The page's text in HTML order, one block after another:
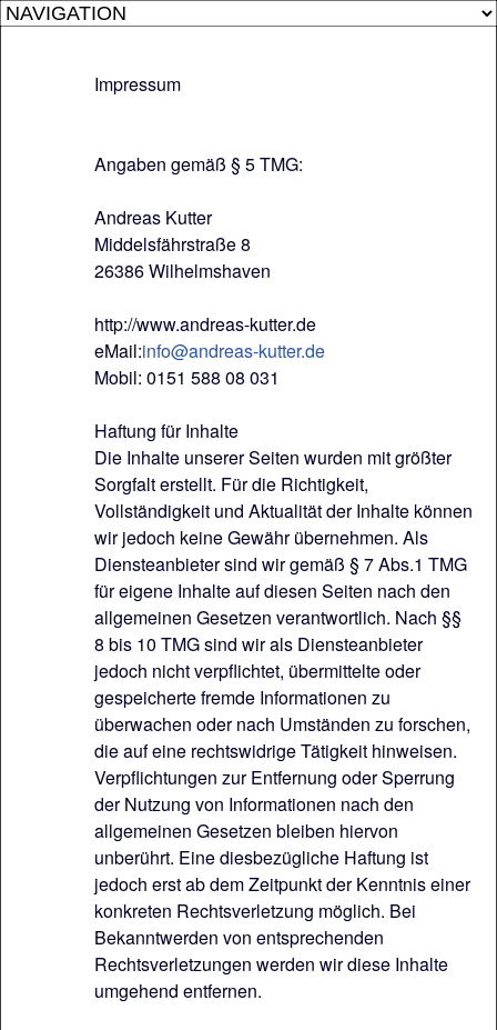
Impressum
Angaben gemäß § 5 TMG:
Andreas Kutter
Middelsfährstraße 8
26386 Wilhelmshaven
http://www.andreas-kutter.de
eMail:info@andreas-kutter.de
Mobil: 0151 588 08 031
Haftung für Inhalte
Die Inhalte unserer Seiten wurden mit größter
Sorgfalt erstellt. Für die Richtigkeit,
Vollständigkeit und Aktualität der Inhalte können
wir jedoch keine Gewähr übernehmen. Als
Diensteanbieter sind wir gemäß § 7 Abs.1 TMG
für eigene Inhalte auf diesen Seiten nach den
allgemeinen Gesetzen verantwortlich. Nach §§
8 bis 10 TMG sind wir als Diensteanbieter
jedoch nicht verpflichtet, übermittelte oder
gespeicherte fremde Informationen zu
überwachen oder nach Umständen zu forschen,
die auf eine rechtswidrige Tätigkeit hinweisen.
Verpflichtungen zur Entfernung oder Sperrung
der Nutzung von Informationen nach den
allgemeinen Gesetzen bleiben hiervon
unberührt. Eine diesbezügliche Haftung ist
jedoch erst ab dem Zeitpunkt der Kenntnis einer
konkreten Rechtsverletzung möglich. Bei
Bekanntwerden von entsprechenden
Rechtsverletzungen werden wir diese Inhalte
umgehend entfernen.